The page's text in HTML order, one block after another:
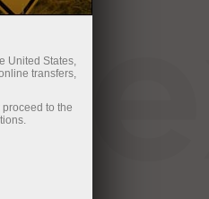
United States,
transfers,
to the